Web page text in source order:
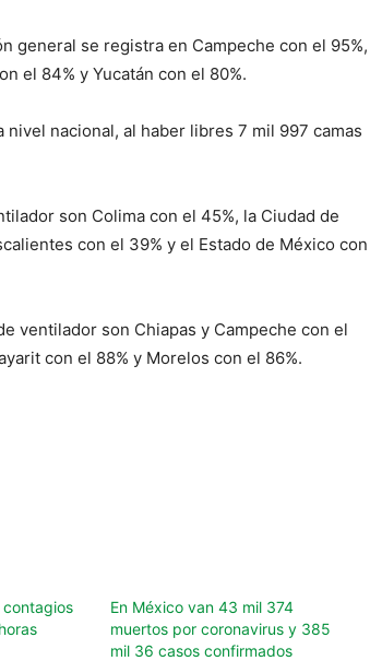
general se registra en Campeche con el 95%,
el 84% y Yucatán con el 80%.
nacional, al haber libres 7 mil 997 camas
son Colima con el 45%, la Ciudad de
con el 39% y el Estado de México con
ventilador son Chiapas y Campeche con el
con el 88% y Morelos con el 86%.
contagios
En México van 43 mil 374
muertos por coronavirus y 385
mil 36 casos confirmados